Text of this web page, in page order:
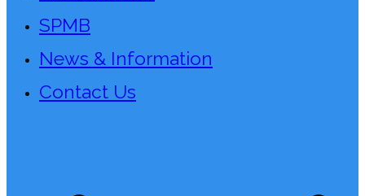
SPMB
News & Information
Contact Us